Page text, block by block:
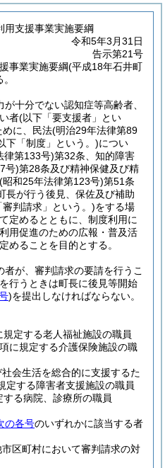
用支援事業実施要綱
令和5年3月31日
告示第21号
事業実施要綱(平成18年石井町
十分でない認知症等高齢者、
者(以下「要支援者」とい
めに、民法(明治29年法律第89
下「制度」という。)につい
律第133号)第32条、知的障害
号)第28条及び精神保健及び精
(昭和25年法律第123号)第51条
長が行う後見、保佐及び補助
審判請求」という。)をする場
定めるとともに、制度利用に
用促進のための広報・普及活
めることを目的とする。
者が、審判請求の要請を行うこ
行うときは町長に後見等開始
)を提出しなければならない。
定する老人福祉施設の職員
に規定する介護保険施設の職
会生活を総合的に支援するた
定する障害者支援施設の職員
る病院、診療所の職員
の各号のいずれかに該当する者
区町村において審判請求の対